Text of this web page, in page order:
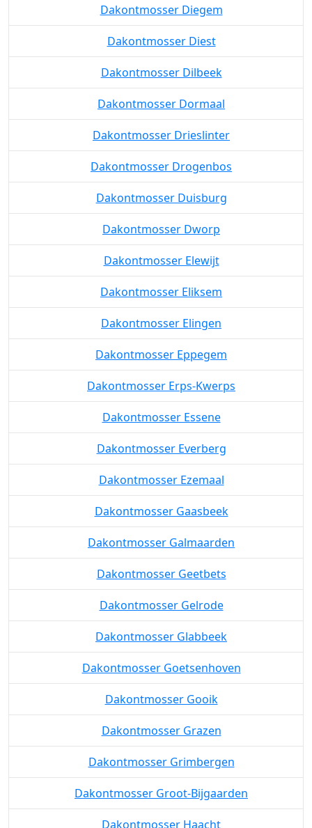
Dakontmosser Deurne
Dakontmosser Diegem
Dakontmosser Diest
Dakontmosser Dilbeek
Dakontmosser Dormaal
Dakontmosser Drieslinter
Dakontmosser Drogenbos
Dakontmosser Duisburg
Dakontmosser Dworp
Dakontmosser Elewijt
Dakontmosser Eliksem
Dakontmosser Elingen
Dakontmosser Eppegem
Dakontmosser Erps-Kwerps
Dakontmosser Essene
Dakontmosser Everberg
Dakontmosser Ezemaal
Dakontmosser Gaasbeek
Dakontmosser Galmaarden
Dakontmosser Geetbets
Dakontmosser Gelrode
Dakontmosser Glabbeek
Dakontmosser Goetsenhoven
Dakontmosser Gooik
Dakontmosser Grazen
Dakontmosser Grimbergen